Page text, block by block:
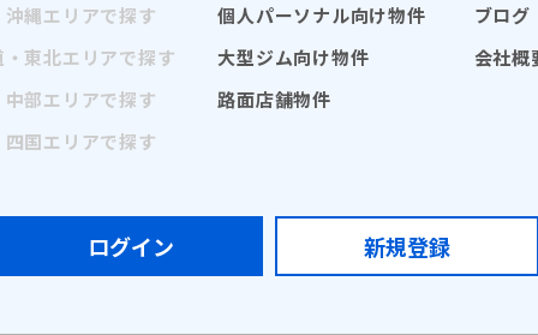
縄エリアで探す
東北エリアで探す
部エリアで探す
国エリアで探す
個人パーソナル向け物件
大型ジム向け物件
路面店舗物件
ブログ
会社概
ログイン 新規登録